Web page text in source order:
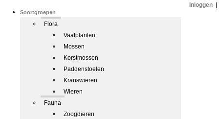
Soortgroepen
Flora
Vaatplanten
Mossen
Korstmossen
Paddenstoelen
Kranswieren
Wieren
Fauna
Zoogdieren
Inloggen